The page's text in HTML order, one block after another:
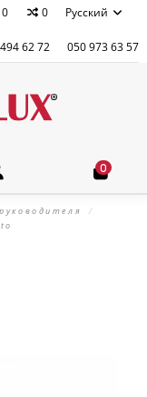
0 0 Русский
62 72 050 973 63 57
0